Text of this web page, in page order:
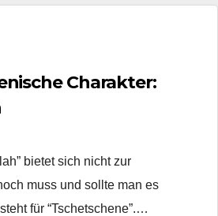
Charakter:
bietet sich nicht zur
muss und sollte man es
für “Tschetschene”.…